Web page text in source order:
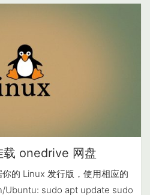
onedrive 网盘
的 Linux 发行版，使用相应的
Ubuntu: sudo apt update sudo